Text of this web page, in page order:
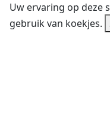
Uw ervaring op deze
gebruik van koekjes.